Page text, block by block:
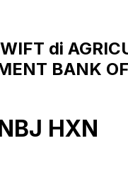
di
BANK
HXN